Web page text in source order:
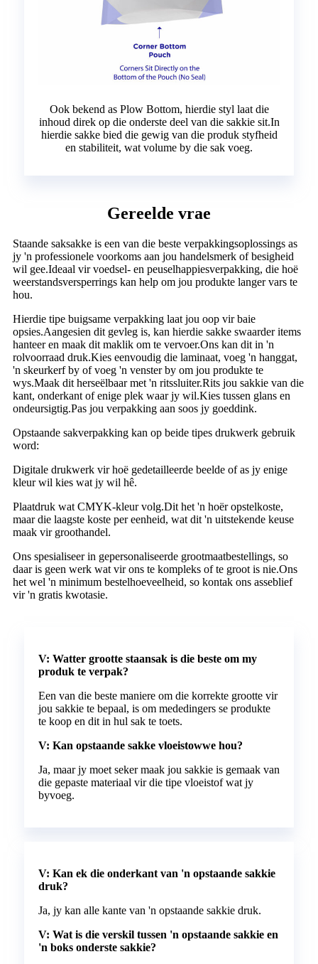
Ook bekend as Plow Bottom, hierdie styl laat die
inhoud direk op die onderste deel van die sakkie sit.In
hierdie sakke bied die gewig van die produk styfheid
en stabiliteit, wat volume by die sak voeg.
Gereelde vrae
Staande saksakke is een van die beste verpakkingsoplossings as
jy 'n professionele voorkoms aan jou handelsmerk of besigheid
wil gee.Ideaal vir voedsel- en peuselhappiesverpakking, die hoë
weerstandsversperrings kan help om jou produkte langer vars te
hou.
Hierdie tipe buigsame verpakking laat jou oop vir baie
opsies.Aangesien dit gevleg is, kan hierdie sakke swaarder items
hanteer en maak dit maklik om te vervoer.Ons kan dit in 'n
rolvoorraad druk.Kies eenvoudig die laminaat, voeg 'n hanggat,
'n skeurkerf by of voeg 'n venster by om jou produkte te
wys.Maak dit herseëlbaar met 'n ritssluiter.Rits jou sakkie van die
kant, onderkant of enige plek waar jy wil.Kies tussen glans en
ondeursigtig.Pas jou verpakking aan soos jy goeddink.
Opstaande sakverpakking kan op beide tipes drukwerk gebruik
word:
Digitale drukwerk vir hoë gedetailleerde beelde of as jy enige
kleur wil kies wat jy wil hê.
Plaatdruk wat CMYK-kleur volg.Dit het 'n hoër opstelkoste,
maar die laagste koste per eenheid, wat dit 'n uitstekende keuse
maak vir groothandel.
Ons spesialiseer in gepersonaliseerde grootmaatbestellings, so
daar is geen werk wat vir ons te kompleks of te groot is nie.Ons
het wel 'n minimum bestelhoeveelheid, so kontak ons ​​asseblief
vir 'n gratis kwotasie.
V: Watter grootte staansak is die beste om my
produk te verpak?
Een van die beste maniere om die korrekte grootte vir
jou sakkie te bepaal, is om mededingers se produkte
te koop en dit in hul sak te toets.
V: Kan opstaande sakke vloeistowwe hou?
Ja, maar jy moet seker maak jou sakkie is gemaak van
die gepaste materiaal vir die tipe vloeistof wat jy
byvoeg.
V: Kan ek die onderkant van 'n opstaande sakkie
druk?
Ja, jy kan alle kante van 'n opstaande sakkie druk.
V: Wat is die verskil tussen 'n opstaande sakkie en
'n boks onderste sakkie?